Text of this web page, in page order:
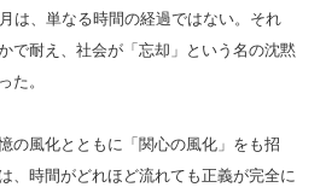
は、単なる時間の経過ではない。それ
で耐え、社会が「忘却」という名の沈黙
た。
の風化とともに「関心の風化」をも招
、時間がどれほど流れても正義が完全に